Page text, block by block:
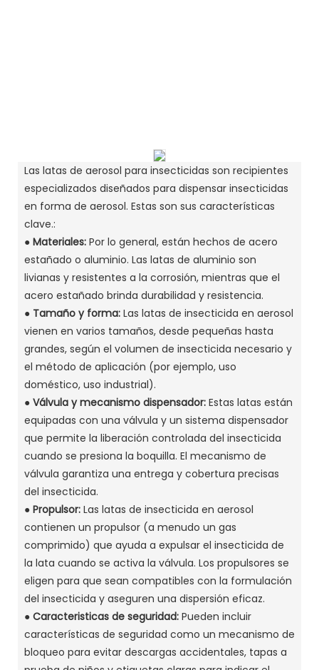
Las latas de aerosol para insecticidas son recipientes
especializados diseñados para dispensar insecticidas
en forma de aerosol. Estas son sus características
clave.:
● Materiales: Por lo general, están hechos de acero
estañado o aluminio. Las latas de aluminio son
livianas y resistentes a la corrosión, mientras que el
acero estañado brinda durabilidad y resistencia.
● Tamaño y forma: Las latas de insecticida en aerosol
vienen en varios tamaños, desde pequeñas hasta
grandes, según el volumen de insecticida necesario y
el método de aplicación (por ejemplo, uso
doméstico, uso industrial).
● Válvula y mecanismo dispensador: Estas latas están
equipadas con una válvula y un sistema dispensador
que permite la liberación controlada del insecticida
cuando se presiona la boquilla. El mecanismo de
válvula garantiza una entrega y cobertura precisas
del insecticida.
● Propulsor: Las latas de insecticida en aerosol
contienen un propulsor (a menudo un gas
comprimido) que ayuda a expulsar el insecticida de
la lata cuando se activa la válvula. Los propulsores se
eligen para que sean compatibles con la formulación
del insecticida y aseguren una dispersión eficaz.
● Caracteristicas de seguridad: Pueden incluir
características de seguridad como un mecanismo de
bloqueo para evitar descargas accidentales, tapas a